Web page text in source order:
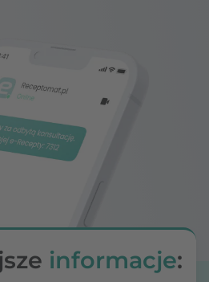
informacje: